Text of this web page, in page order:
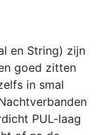
en String) zijn
goed zitten
in smal
PUL-laag